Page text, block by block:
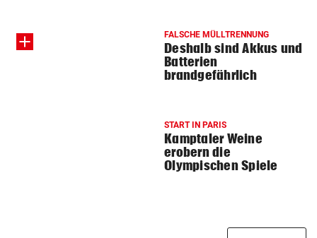
FALSCHE MÜLLTRENNUNG
Deshalb sind Akkus und
Batterien
brandgefährlich
START IN PARIS
Kamptaler Weine
erobern die
Olympischen Spiele